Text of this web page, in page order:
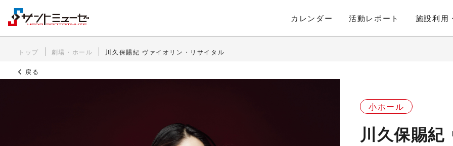
カレンダー 活動レポート 施設利用
トップ 劇場・ホール 川久保賜紀 ヴァイオリン・リサイタル
戻る
小ホール
川久保賜